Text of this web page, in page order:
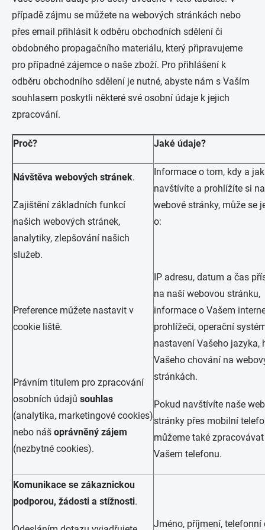
případě zájmu se můžete na webových stránkách nebo
přes email přihlásit k odběru obchodních sdělení či
obdobného propagačního materiálu, který připravujeme
pro případné zájemce o naše zboží. Pro přihlášení k
odběru obchodního sdělení je nutné, abyste nám s Vaším
souhlasem poskytli některé své osobní údaje k jejich
zpracování.
Proč? Jaké údaje?
Návštěva webových stránek.
Zajištění základních funkcí
našich webových stránek,
analytiky, zlepšování našich
služeb.
Preference můžete nastavit v
cookie liště.
Právním titulem pro zpracování
osobních údajů souhlas
(analytika, marketingové cookies)
nebo náš oprávněný zájem
(nezbytné cookies).
Informace o tom, kdy a jak
navštívíte a prohlížíte si
webové stránky, může se
o:
IP adresu, datum a čas
na naší webovou stránku,
informace o Vašem
prohlížeči, operační
nastavení Vašeho jazyka,
Vašeho chování na
stránkách.
Pokud navštívíte naše
stránky přes mobilní
můžeme také
Vašem telefonu.
Komunikace se zákaznickou
podporou, žádosti a stížnosti.
Jméno, příjmení, telefonní